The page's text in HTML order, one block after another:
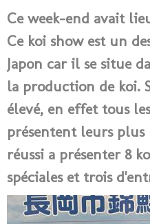
Ce week-end avait
Ce koi show est un
Japon car il se situe
la production de koi.
élevé, en effet tous
présentent leurs plus
réussi a présenter 8
spéciales et trois